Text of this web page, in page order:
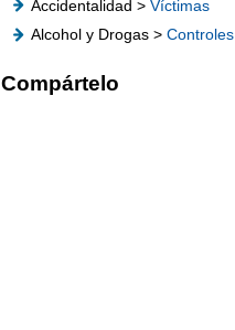
Accidentalidad >Víctimas
Alcohol y Drogas >Controles
Compártelo